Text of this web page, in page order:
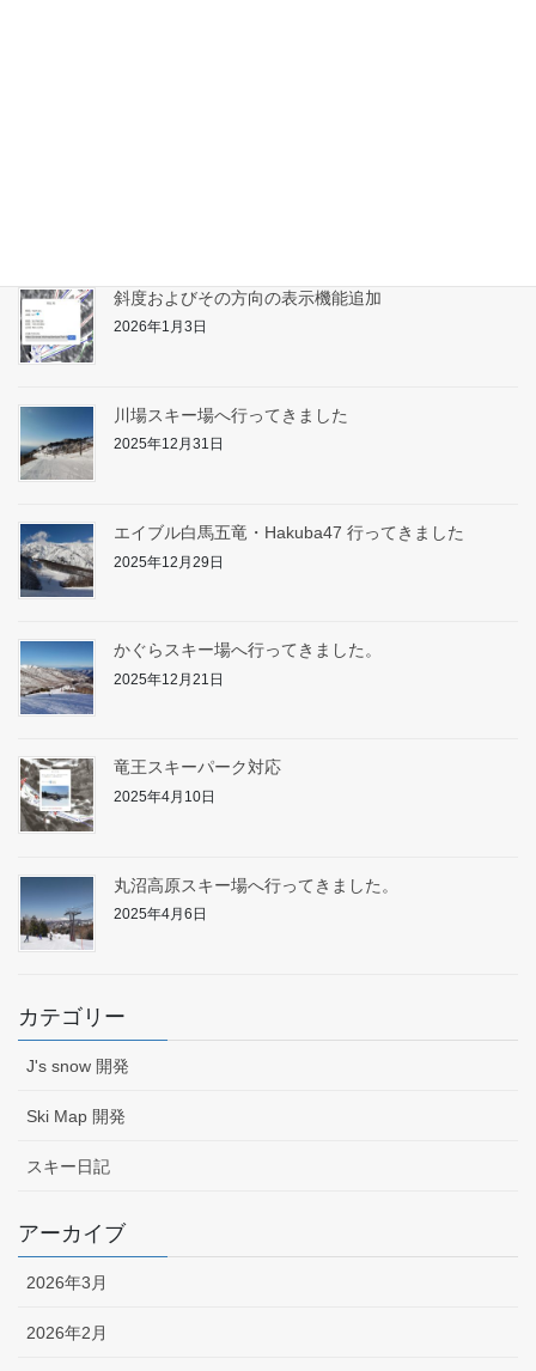
斜度およびその方向の表示機能追加
2026年1月3日
川場スキー場へ行ってきました
2025年12月31日
エイブル白馬五竜・Hakuba47 行ってきました
2025年12月29日
かぐらスキー場へ行ってきました。
2025年12月21日
竜王スキーパーク対応
2025年4月10日
丸沼高原スキー場へ行ってきました。
2025年4月6日
カテゴリー
J's snow 開発
Ski Map 開発
スキー日記
アーカイブ
2026年3月
2026年2月